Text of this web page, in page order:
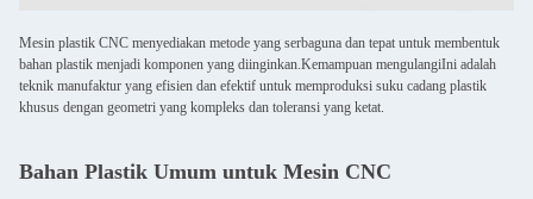
Mesin plastik CNC menyediakan metode yang serbaguna dan tepat untuk membentuk
bahan plastik menjadi komponen yang diinginkan.Kemampuan mengulangiIni adalah
teknik manufaktur yang efisien dan efektif untuk memproduksi suku cadang plastik
khusus dengan geometri yang kompleks dan toleransi yang ketat.
Bahan Plastik Umum untuk Mesin CNC